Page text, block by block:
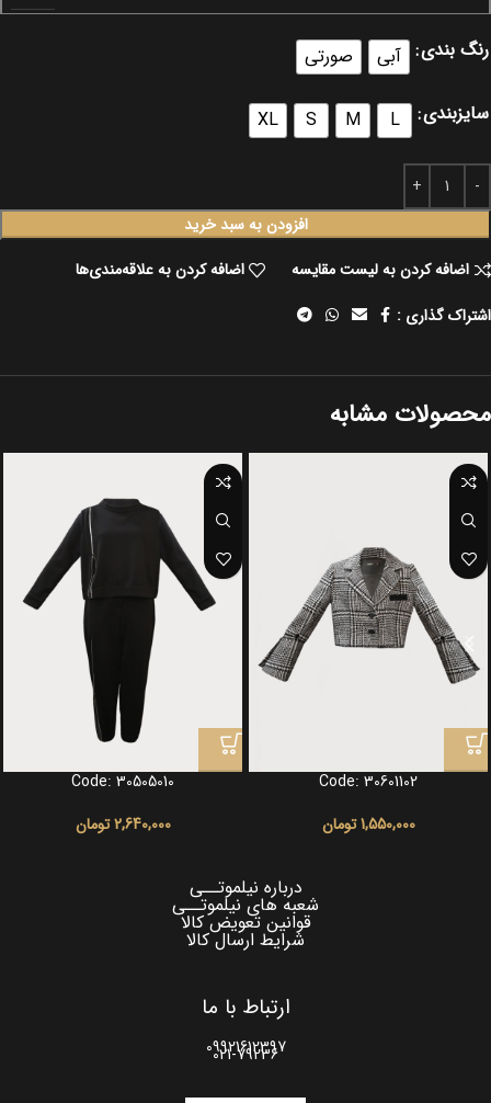
رنگ بندی آبی صورتی
سایزبندی L
M
S
XL
افزودن به سبد خرید
اضافه کردن به لیست مقایسه
اضافه کردن به علاقه‌مندی‌ها
اشتراک گذاری :
محصولات مشابه
Code: 30601102
1,550,000 تومان
Code: 30505010
2,640,000 تومان
درباره نیلموتــی
شعبه های نیلموتــی
قوانین تعویض کالا
شرایط ارسال کالا
ارتباط با ما
09921612397
021-79236